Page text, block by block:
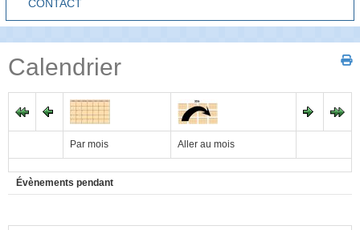
CONTACT
Calendrier
Par mois Aller au mois
Évènements pendant